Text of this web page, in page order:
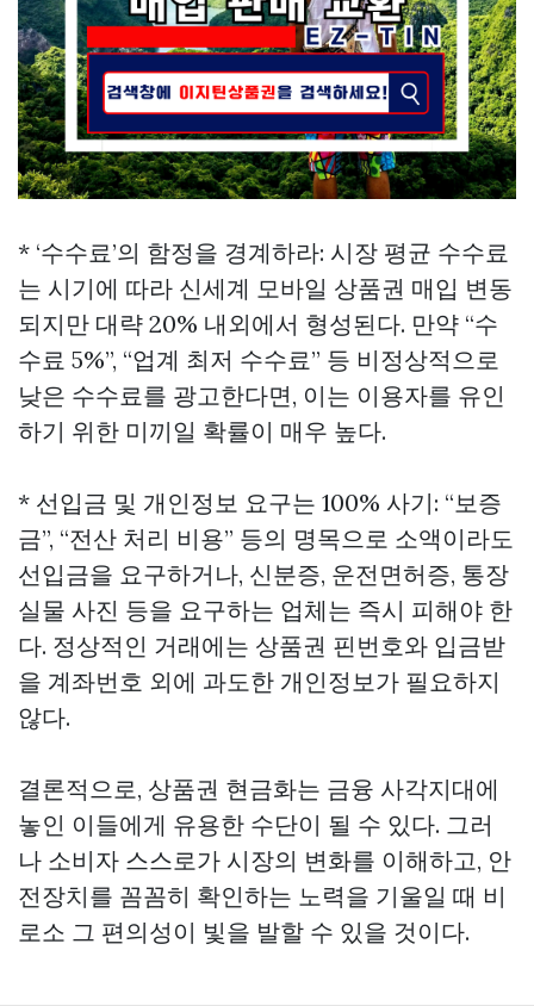
* ‘수수료’의 함정을 경계하라: 시장 평균 수수료
는 시기에 따라 신세계 모바일 상품권 매입 변동
되지만 대략 20% 내외에서 형성된다. 만약 “수
수료 5%”, “업계 최저 수수료” 등 비정상적으로
낮은 수수료를 광고한다면, 이는 이용자를 유인
하기 위한 미끼일 확률이 매우 높다.
* 선입금 및 개인정보 요구는 100% 사기: “보증
금”, “전산 처리 비용” 등의 명목으로 소액이라도
선입금을 요구하거나, 신분증, 운전면허증, 통장
실물 사진 등을 요구하는 업체는 즉시 피해야 한
다. 정상적인 거래에는 상품권 핀번호와 입금받
을 계좌번호 외에 과도한 개인정보가 필요하지
않다.
결론적으로, 상품권 현금화는 금융 사각지대에
놓인 이들에게 유용한 수단이 될 수 있다. 그러
나 소비자 스스로가 시장의 변화를 이해하고, 안
전장치를 꼼꼼히 확인하는 노력을 기울일 때 비
로소 그 편의성이 빛을 발할 수 있을 것이다.